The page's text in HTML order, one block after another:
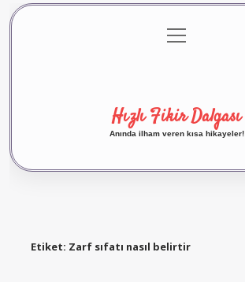
Gizlilik Politikası
menüyü
aç
Hızlı Fikir Dalgası
Anında ilham veren kısa hikayeler!
Etiket: Zarf sıfatı nasıl belirtir